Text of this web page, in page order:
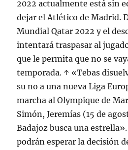
2022 actualmente está sin
dejar el Atlético de Madrid.
Mundial Qatar 2022 y el
intentará traspasar al
que le permita que no se
temporada. ↑ «Tebas
su no a una nueva Liga
marcha al Olympique de
Simón, Jeremías (15 de
Badajoz busca una
podrán esperar la decisión